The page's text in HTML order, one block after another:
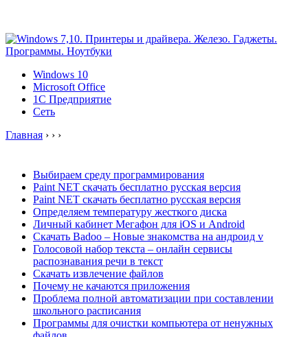
Windows 10
Microsoft Office
1C Предприятие
Сеть
Главная › › ›
Выбираем среду программирования
Paint NET скачать бесплатно русская версия
Paint NET скачать бесплатно русская версия
Определяем температуру жесткого диска
Личный кабинет Мегафон для iOS и Android
Скачать Badoo – Новые знакомства на андроид v
Голосовой набор текста – онлайн сервисы
распознавания речи в текст
Скачать извлечение файлов
Почему не качаются приложения
Проблема полной автоматизации при составлении
школьного расписания
Программы для очистки компьютера от ненужных